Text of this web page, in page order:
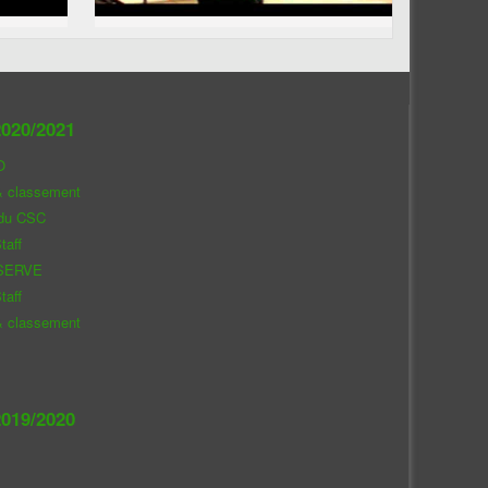
2021
classement
CSC
classement
2020